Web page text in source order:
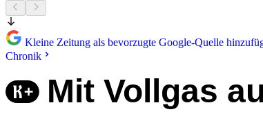
Kleine Zeitung als bevorzugte Google-Quelle
Chronik
Mit Vollgas